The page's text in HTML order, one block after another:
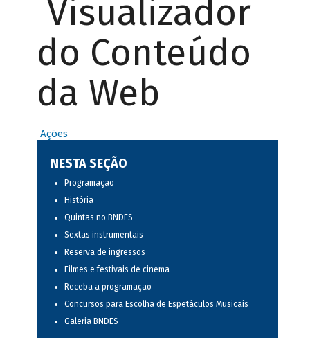
Visualizador
do Conteúdo
da Web
Ações
NESTA SEÇÃO
Programação
História
Quintas no BNDES
Sextas instrumentais
Reserva de ingressos
Filmes e festivais de cinema
Receba a programação
Concursos para Escolha de Espetáculos Musicais
Galeria BNDES